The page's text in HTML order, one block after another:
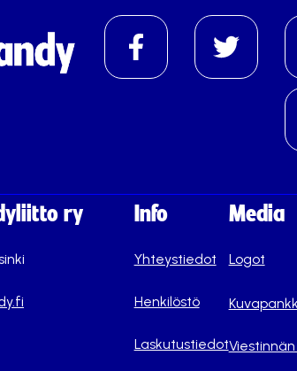
ry Info
Yhteystiedot
Henkilöstö
Laskutustiedot
Media
Logot